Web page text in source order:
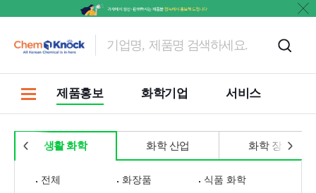
제품홍보 화학기업 서비스
생활 화학 화학 산업 화학 장치
전체 화장품
식품 화학